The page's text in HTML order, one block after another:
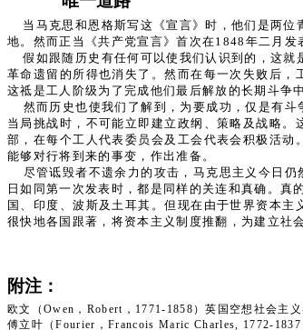
当马克思和恩格斯写这《宣言》时，他们是两
地。然而正当《共产党宣言》首次在1848年二月
假如跟随历史有任何可以使我们认识到的，这
革命遗留的所得也消失了。然而在每一次失败后
这祗是工人阶级为了完成他们最后解放的长期斗争
然而历史也使我们了解到，为要成功，仅是有
当局挑战时，不可能立即建立政纲、策略及战略
部，在每个工人代表委员会及工会代表会积极活
能够对行将到来的事变，作出准备。
尽管诋毁者不遗余力的攻击，马克思主义今日
日如同第一次发表时，都是同样的关连和真确。
国、印度、波斯及土耳其。但现在由于世界资本
很快地各国跟著，将资本主义制度推翻，为建立社
附注：
欧文（Owen，Robert，1771-1858）英国空想社会主
傅立叶（Fourier，Francois Maric Charles, 1772-